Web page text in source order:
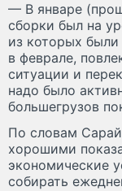
— В январе
сборки был на
из которых
в феврале,
ситуации и
надо было
большегрузов
По словам
хорошими
экономические
собирать